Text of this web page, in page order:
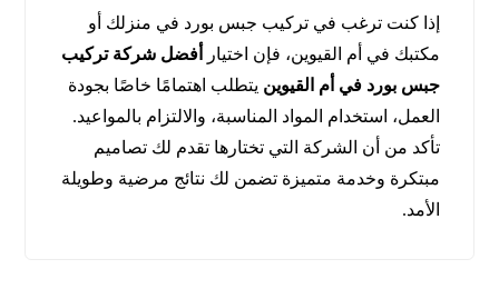
إذا كنت ترغب في تركيب جبس بورد في منزلك أو
مكتبك في أم القيوين، فإن اختيار
أفضل شركة تركيب
جبس بورد في أم القيوين يتطلب اهتمامًا خاصًا بجودة
العمل، استخدام المواد المناسبة، والالتزام بالمواعيد.
تأكد من أن الشركة التي تختارها تقدم لك تصاميم
مبتكرة وخدمة متميزة تضمن لك نتائج مرضية وطويلة
الأمد.